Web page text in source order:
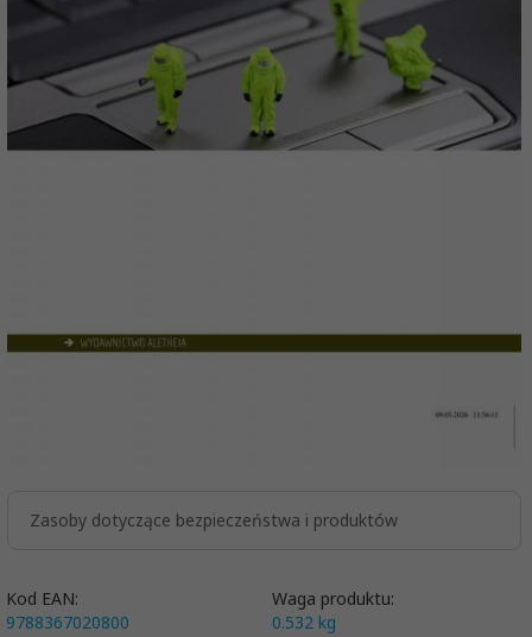
Zasoby dotyczące bezpieczeństwa i produktów
Kod EAN:
9788367020800
Waga produktu:
0.532 kg